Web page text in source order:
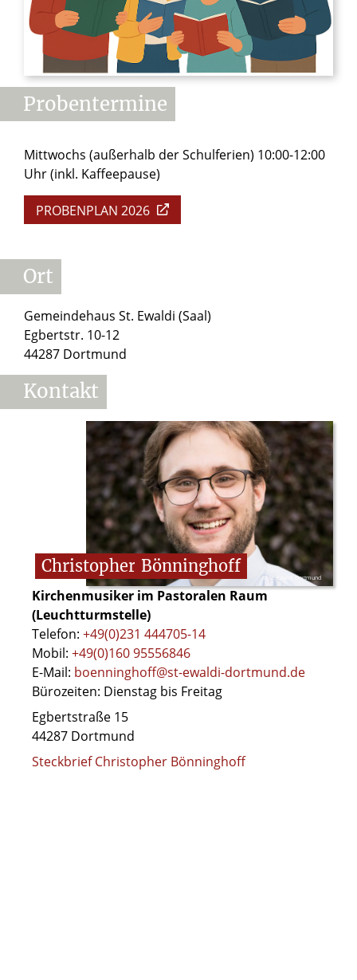
Probentermine
Mittwochs (außerhalb der Schulferien) 10:00-12:00
Uhr (inkl. Kaffeepause)
PROBENPLAN 2026
Ort
Gemeindehaus St. Ewaldi (Saal)
Egbertstr. 10-12
44287 Dortmund
Kontakt
© St. Ewaldi Dortmund
Christopher Bönninghoff
Kirchenmusiker im Pastoralen Raum
(Leuchtturmstelle)
Telefon: +49(0)231 444705-14
Mobil: +49(0)160 95556846
E-Mail: boenninghoff@st-ewaldi-dortmund.de
Bürozeiten: Dienstag bis Freitag
Egbertstraße 15
44287 Dortmund
Steckbrief Christopher Bönninghoff